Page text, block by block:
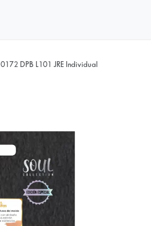
0172 DPB L101 JRE Individual